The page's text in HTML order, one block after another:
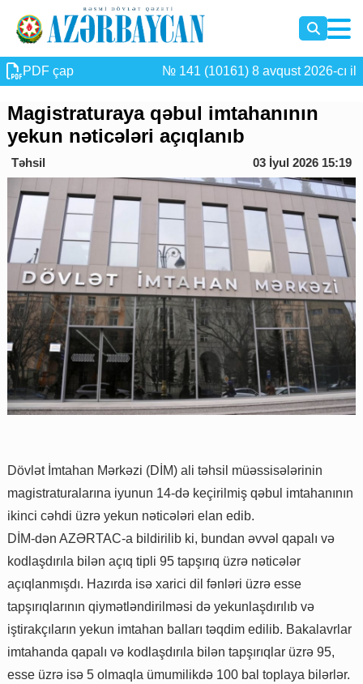
PDF çap № 141 (10161) 8 avqust 2026-cı il
Magistraturaya qəbul imtahanının
yekun nəticələri açıqlanıb
Təhsil 03 İyul 2026 15:19
Dövlət İmtahan Mərkəzi (DİM) ali təhsil müəssisələrinin
magistraturalarına iyunun 14-də keçirilmiş qəbul imtahanının
ikinci cəhdi üzrə yekun nəticələri elan edib.
DİM-dən AZƏRTAC-a bildirilib ki, bundan əvvəl qapalı və
kodlaşdırıla bilən açıq tipli 95 tapşırıq üzrə nəticələr
açıqlanmışdı. Hazırda isə xarici dil fənləri üzrə esse
tapşırıqlarının qiymətləndirilməsi də yekunlaşdırılıb və
iştirakçıların yekun imtahan balları təqdim edilib. Bakalavrlar
imtahanda qapalı və kodlaşdırıla bilən tapşırıqlar üzrə 95,
esse üzrə isə 5 olmaqla ümumilikdə 100 bal toplaya bilərlər.